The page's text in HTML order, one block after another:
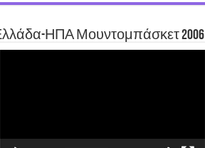
ΗΠΑ Μουντομπάσκετ 2006